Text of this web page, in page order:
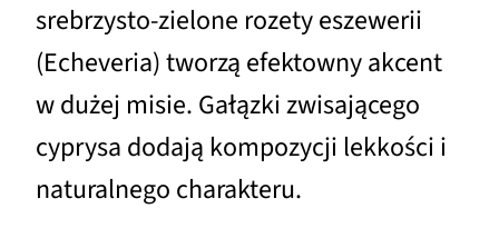
srebrzysto-zielone rozety eszewerii
(Echeveria) tworzą efektowny akcent
w dużej misie. Gałązki zwisającego
cyprysa dodają kompozycji lekkości i
naturalnego charakteru.